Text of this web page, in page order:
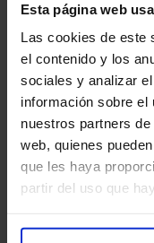
Esta página web
Las cookies de este
el contenido y los
sociales y analizar
información sobre el
nuestros partners
web, quienes
que les haya
partir del uso que
Más HM Hospitales
Fundación HM​
Instituto HM Hospitales​